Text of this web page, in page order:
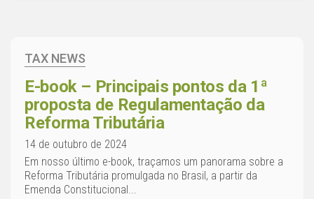
TAX NEWS
E-book – Principais pontos da 1ª
proposta de Regulamentação da
Reforma Tributária
14 de outubro de 2024
Em nosso último e-book, traçamos um panorama sobre a
Reforma Tributária promulgada no Brasil, a partir da
Emenda Constitucional...